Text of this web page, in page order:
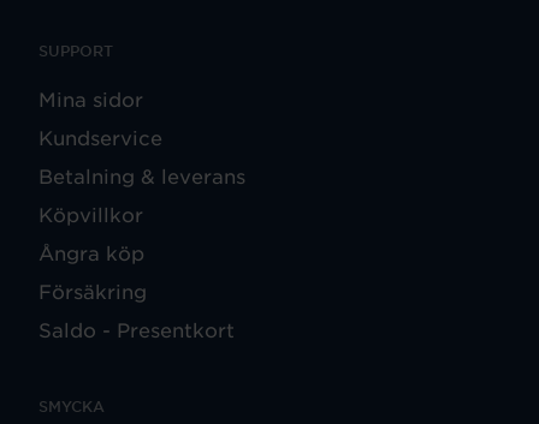
SUPPORT
Mina sidor
Kundservice
Betalning & leverans
Köpvillkor
Ångra köp
Försäkring
Saldo - Presentkort
SMYCKA